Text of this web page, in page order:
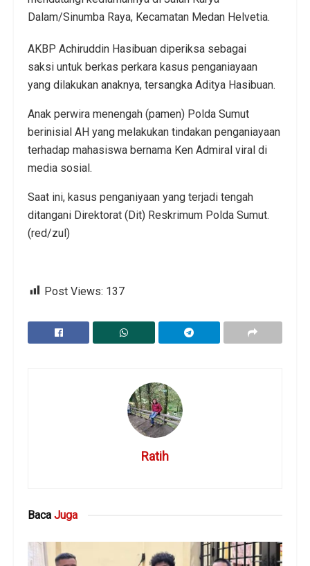
Dalam/Sinumba Raya, Kecamatan Medan Helvetia.
AKBP Achiruddin Hasibuan diperiksa sebagai
saksi untuk berkas perkara kasus penganiayaan
yang dilakukan anaknya, tersangka Aditya Hasibuan.
Anak perwira menengah (pamen) Polda Sumut
berinisial AH yang melakukan tindakan penganiayaan
terhadap mahasiswa bernama Ken Admiral viral di
media sosial.
Saat ini, kasus penganiyaan yang terjadi tengah
ditangani Direktorat (Dit) Reskrimum Polda Sumut.
(red/zul)
Post Views: 137
Ratih
Baca Juga